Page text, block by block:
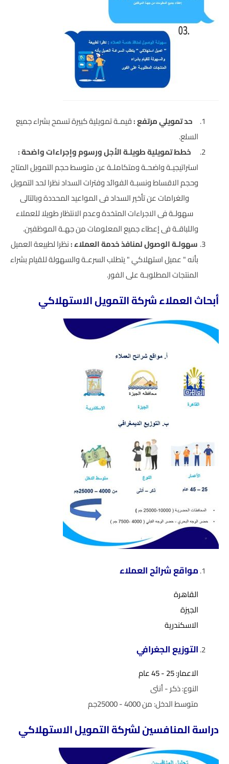
حد تمويلي مرتفع:قيمـة تمويلية كبيرة تسمح بشراء جميع
السلع.
خطط تمويلية طويلـة الأجل ورسوم وإجراءات واضحة:
استراتيجيـة واضحـة ومتكاملـة عن متوسط حجم التمويل المتاح
وحجم الاقساط ونسبـة الفوائد وفترات السداد نظرا لحد التمويل
والغرامات عن تأخير السداد فى المواعيد المحددة وبالتالى
سهولـة فى الاجراءات المتخدة وعدم الانتظار طويلا للعملاء
واللباقـة فى إعطاء جميع المعلومات من جهـة الموظفين.
سهولـة الوصول لمنافذ خدمة العملاء:نظرا لطبيعة العميل
بأنه " عميل استهلاكي " يتطلب السرعـة والسهولة للقيام بشراء
المنتجات المطلوبـة على الفور.
أبحاث العملاء شركة التمويل الاستهلاكي
مواقع شرائح العملاء
القاهرة
الجيزة
الاسكندرية
التوزيع الجغرافي
الاعمار: 25 - 45 عام
النوع: ذكر - أنثى
متوسط الدخل: من 4000 - 25000جم
دراسة المنافسين لشركة التمويل الاستهلاكي